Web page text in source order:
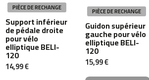
2
6
0
m
-
PIÈCE DE RECHANGE
Support inférieur
de pédale droite
pour vélo
elliptique BELI-
120
14,99 €
PIÈCE DE RECHANGE
Guidon supérieur
gauche pour vélo
elliptique BELI-
120
15,99 €